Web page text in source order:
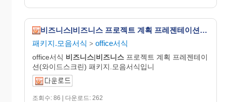
비즈니스|비즈니스 프로젝트 계획 프레젠테이션(와이드스크린)
패키지.모음서식 > office서식
office서식 비즈니스|비즈니스 프로젝트 계획 프레젠테이
션(와이드스크린) 패키지.모음서식입니
조회수: 86 | 다운로드: 262